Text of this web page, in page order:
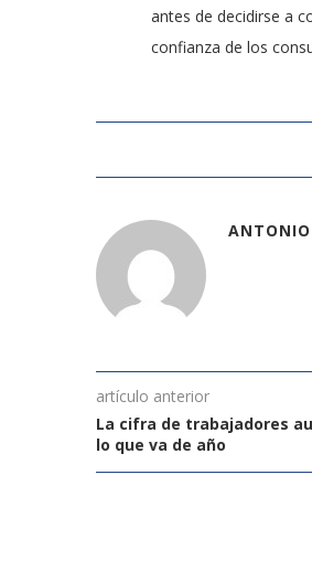
antes de decidirse a
confianza de los
ANTONIO
artículo anterior
La cifra de trabajadores
lo que va de año